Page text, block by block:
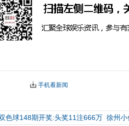
手机看新闻
色球148期开奖:头奖11注666万 徐州